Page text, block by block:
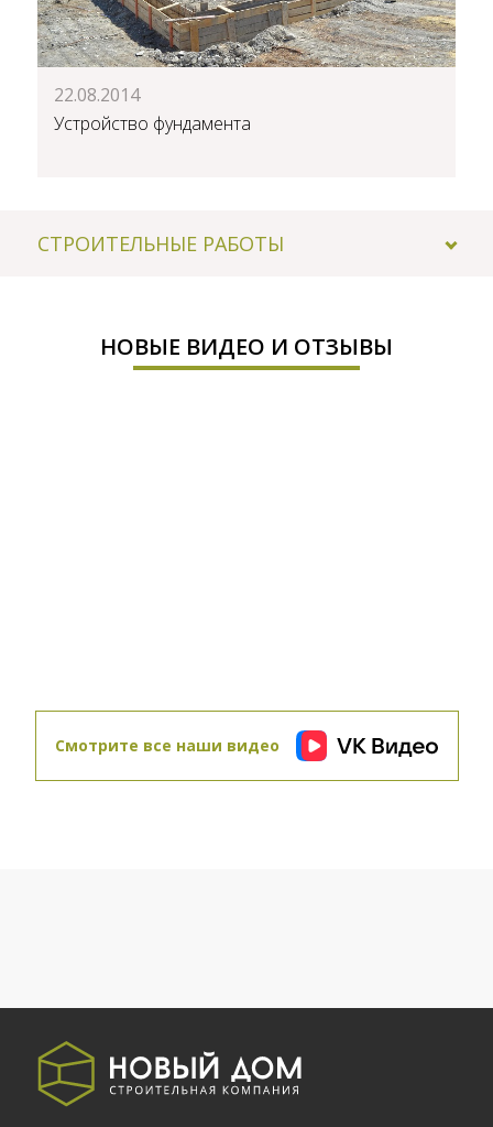
22.08.2014
Устройство фундамента
СТРОИТЕЛЬНЫЕ РАБОТЫ
НОВЫЕ ВИДЕО И ОТЗЫВЫ
Смотрите все наши видео